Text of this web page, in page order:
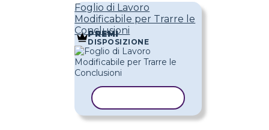
Foglio di Lavoro
Modificabile per Trarre le
Conclusioni
PREMI
DISPOSIZIONE